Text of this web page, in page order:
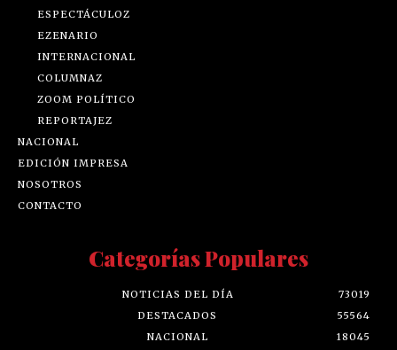
ESPECTÁCULOZ
EZENARIO
INTERNACIONAL
COLUMNAZ
ZOOM POLÍTICO
REPORTAJEZ
NACIONAL
EDICIÓN IMPRESA
NOSOTROS
CONTACTO
Categorías Populares
NOTICIAS DEL DÍA
73019
DESTACADOS
55564
NACIONAL
18045